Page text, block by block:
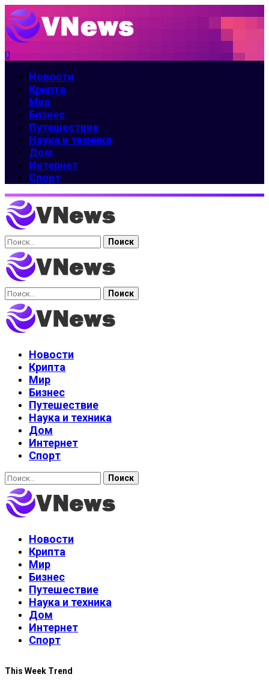
0
Новости
Крипта
Мир
Бизнес
Путешествие
Наука и техника
Дом
Интернет
Спорт
Найти:
Найти:
Новости
Крипта
Мир
Бизнес
Путешествие
Наука и техника
Дом
Интернет
Спорт
Найти:
Новости
Крипта
Мир
Бизнес
Путешествие
Наука и техника
Дом
Интернет
Спорт
This Week Trend